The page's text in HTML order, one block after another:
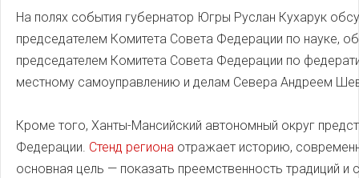
На полях события губернатор Югры Руслан Кухарук
председателем Комитета Совета Федерации по науке,
председателем Комитета Совета Федерации по
местному самоуправлению и делам Севера Андреем
Кроме того, Ханты-Мансийский автономный округ
Федерации. Стенд региона отражает историю,
основная цель — показать преемственность традиций и